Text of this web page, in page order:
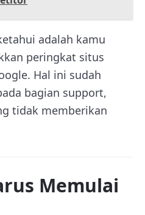
adalah kamu
peringkat situs
Hal ini sudah
bagian support,
tidak memberikan
Memulai